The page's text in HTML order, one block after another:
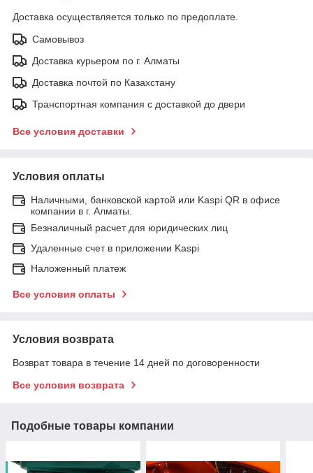
Доставка осуществляется только по предоплате.
Самовывоз
Доставка курьером по г. Алматы
Доставка почтой по Казахстану
Транспортная компания с доставкой до двери
Все условия доставки
Условия оплаты
Наличными, банковской картой или Kaspi QR в офисе
компании в г. Алматы.
Безналичный расчет для юридических лиц
Удаленные счет в приложении Kaspi
Наложенный платеж
Все условия оплаты
Условия возврата
Возврат товара в течение 14 дней по договоренности
Все условия возврата
Подобные товары компании